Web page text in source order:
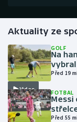
Gymnastika
Házená
Jezdectví
Judo
Aktuality ze
Video
GOLF
Na
Před 19
FOTBAL
Messi
Před 55